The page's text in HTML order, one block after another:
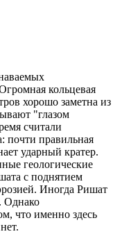
кольцевая
хорошо заметна из
"глазом
считали
почти правильная
ударный кратер.
геологические
с поднятием
Иногда Ришат
Однако
что именно здесь